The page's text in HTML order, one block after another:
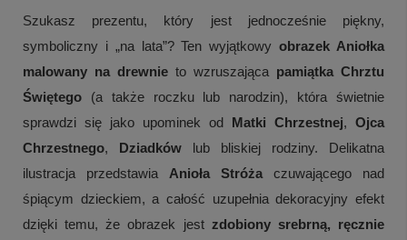
Szukasz prezentu, który jest jednocześnie piękny,
symboliczny i „na lata”? Ten wyjątkowyobrazek Aniołka
malowany na drewnie to wzruszająca pamiątka Chrztu
Świętego (a także roczku lub narodzin), która świetnie
sprawdzi się jako upominek od Matki Chrzestnej, Ojca
Chrzestnego, Dziadków lub bliskiej rodziny. Delikatna
ilustracja przedstawia Anioła Stróża czuwającego nad
śpiącym dzieckiem, a całość uzupełnia dekoracyjny efekt
dzięki temu, że obrazek jest zdobiony srebrną, ręcznie